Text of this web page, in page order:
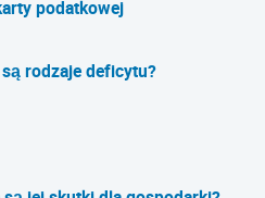
podatkowej
rodzaje deficytu?